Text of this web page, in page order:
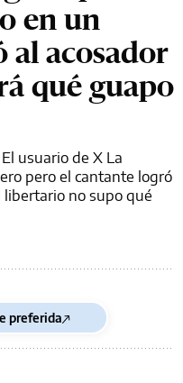
en un
al acosador
qué guapo
usuario de X La
pero el cantante logró
no supo qué
preferida